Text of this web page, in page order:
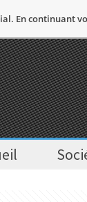
En continuant